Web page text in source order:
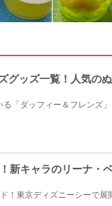
グッズ一覧！人気の
「ダッフィー＆フレンズ
新キャラのリーナ・
！東京ディズニーシーで